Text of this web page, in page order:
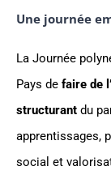
Une journée
La Journée
Pays de faire de
structurant du
apprentissages,
social et